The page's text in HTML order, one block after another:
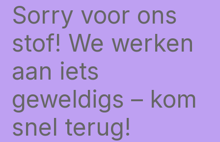
Sorry voor ons
stof! We werken
aan iets
geweldigs – kom
snel terug!